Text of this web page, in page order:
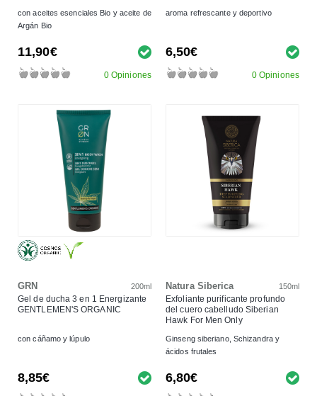
con aceites esenciales Bio y aceite de
Argán Bio
11,90€
0 Opiniones
aroma refrescante y deportivo
6,50€
0 Opiniones
GRN 200ml
Gel de ducha 3 en 1 Energizante
GENTLEMEN'S ORGANIC
con cáñamo y lúpulo
8,85€
Natura Siberica 150ml
Exfoliante purificante profundo
del cuero cabelludo Siberian
Hawk For Men Only
Ginseng siberiano, Schizandra y
ácidos frutales
6,80€